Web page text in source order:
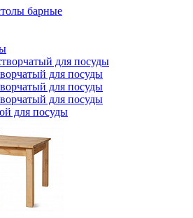
барные
для посуды
для посуды
для посуды
для посуды
для посуды